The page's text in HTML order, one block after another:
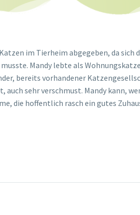
im Tierheim abgegeben, da
Mandy lebte als
bereits vorhandener
auch sehr verschmust. Mandy kann,
die hoffentlich rasch ein gutes